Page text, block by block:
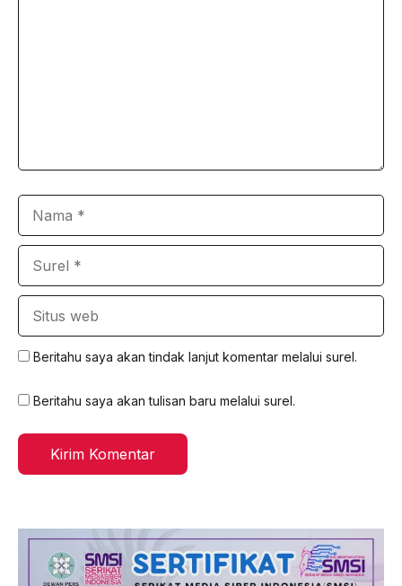
Beritahu saya akan tindak lanjut komentar melalui surel.
Beritahu saya akan tulisan baru melalui surel.